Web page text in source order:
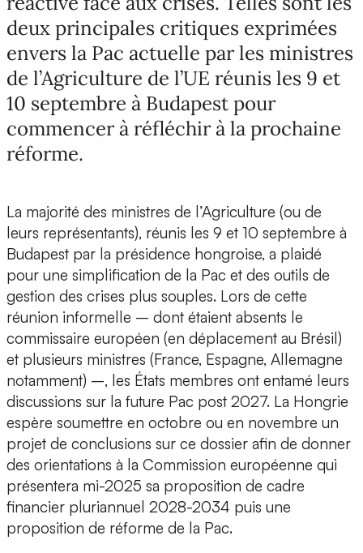
deux principales critiques exprimées
envers la Pac actuelle par les ministres
de l’Agriculture de l’UE réunis les 9 et
10 septembre à Budapest pour
commencer à réfléchir à la prochaine
réforme.
La majorité des ministres de l’Agriculture (ou de
leurs représentants), réunis les 9 et 10 septembre à
Budapest par la présidence hongroise, a plaidé
pour une simplification de la Pac et des outils de
gestion des crises plus souples. Lors de cette
réunion informelle – dont étaient absents le
commissaire européen (en déplacement au Brésil)
et plusieurs ministres (France, Espagne, Allemagne
notamment) –, les États membres ont entamé leurs
discussions sur la future Pac post 2027. La Hongrie
espère soumettre en octobre ou en novembre un
projet de conclusions sur ce dossier afin de donner
des orientations à la Commission européenne qui
présentera mi-2025 sa proposition de cadre
financier pluriannuel 2028-2034 puis une
proposition de réforme de la Pac.